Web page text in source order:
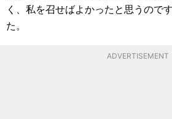
く、私を召せばよかったと思うので
た。
ADVERTISEMENT